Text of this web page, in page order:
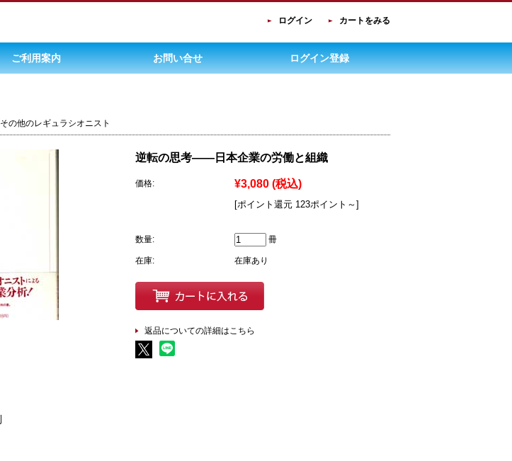
ログイン カートをみる
ご利用案内 お問い合せ ログイン登録
その他のレギュラシオニスト
逆転の思考――日本企業の労働と組織
価格: ¥3,080 (税込)
[ポイント還元 123ポイント～]
数量: 冊
在庫: 在庫あり
返品についての詳細はこちら